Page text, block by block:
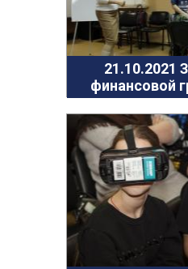
21.10.2021
финансовой